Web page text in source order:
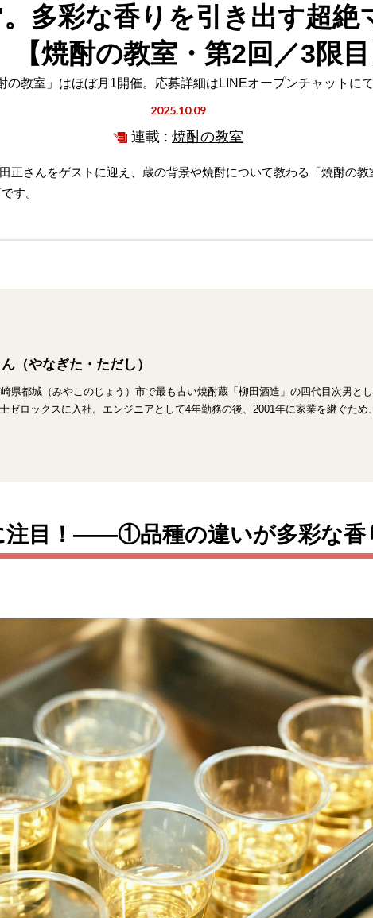
多彩な香りを引き出す超絶
【焼酎の教室・第2回／3限目
の教室」はほぼ月1開催。応募詳細はLINEオープンチャットにて
2025.10.09
連載 : 焼酎の教室
正さんをゲストに迎え、蔵の背景や焼酎について教わる「焼酎の
す。
（やなぎた・ただし）
県都城（みやこのじょう）市で最も古い焼酎蔵「柳田酒造」の四代目次男と
ゼロックスに入社。エンジニアとして4年勤務の後、2001年に家業を継ぐた
注目！――①品種の違いが多彩な香